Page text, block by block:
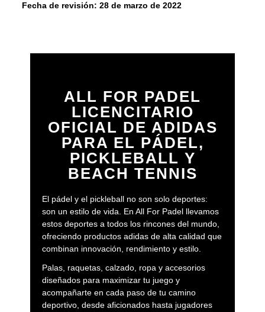
Fecha de revisión: 28 de marzo de 2022
ALL FOR PADEL
LICENCITARIO
OFICIAL DE ADIDAS
PARA EL PÁDEL,
PICKLEBALL Y
BEACH TENNIS
El pádel y el pickleball no son solo deportes:
son un estilo de vida. En All For Padel llevamos
estos deportes a todos los rincones del mundo,
ofreciendo productos adidas de alta calidad que
combinan innovación, rendimiento y estilo.
Palas, raquetas, calzado, ropa y accesorios
diseñados para maximizar tu juego y
acompañarte en cada paso de tu camino
deportivo, desde aficionados hasta jugadores